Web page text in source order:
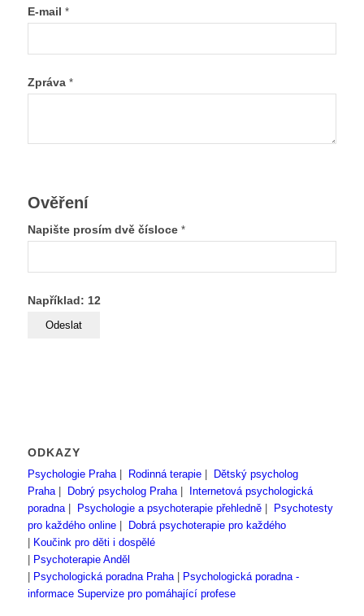
E-mail *
Zpráva *
Ověření
Napište prosím dvě čísloce *
Například: 12
ODKAZY
Psychologie Praha| Rodinná terapie|
Dětský psycholog
Praha| Dobrý psycholog Praha|
Internetová psychologická
poradna| Psychologie a psychoterapie přehledně|
Psychotesty
pro každého online|
Dobrá psychoterapie pro každého
Koučink pro děti i dospělé
Psychoterapie Anděl
Psychologická poradna Praha|
Psychologická poradna -
informace Supervize pro pomáhající profese